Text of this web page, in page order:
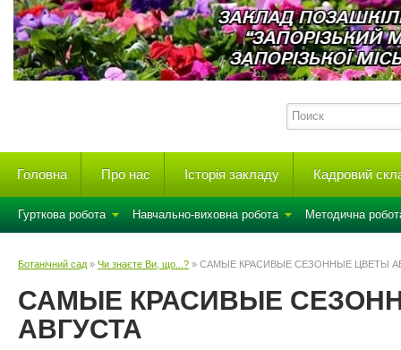
Головна Про нас Історія закладу Кадровий
Гурткова робота Навчально-виховна робота Методична
Ботанічний сад » Чи знаєте Ви, що...? » САМЫЕ КРАСИВЫЕ СЕЗОННЫЕ ЦВЕТЫ
САМЫЕ КРАСИВЫЕ
АВГУСТА